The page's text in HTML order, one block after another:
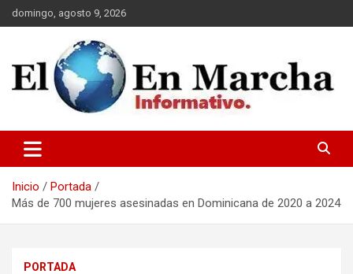
Saltar
al
domingo, agosto 9, 2026
elmundoenmarcha.net
Inicio
Portada
Más de 700 mujeres asesinadas en Dominicana de 2020 a 2024
PORTADA